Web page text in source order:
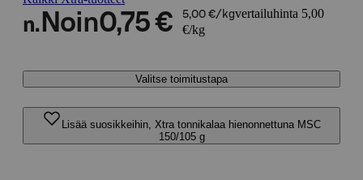
n. Noin0,75 € 5,00 €/kgvertailuhinta 5,00
€/kg
Valitse toimitustapa
Lisää suosikkeihin, Xtra tonnikalaa hienonnettuna MSC
150/105 g